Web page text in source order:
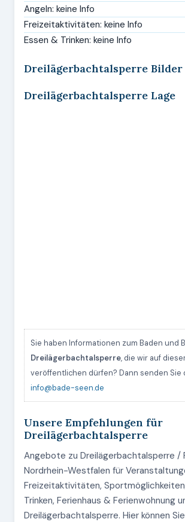
Angeln: keine Info
Freizeitaktivitäten: keine Info
Essen & Trinken: keine Info
Dreilägerbachtalsperre Bilder
Dreilägerbachtalsperre Lage
Sie haben Informationen zum Baden und
Dreilägerbachtalsperre, die wir auf
veröffentlichen dürfen? Dann senden Sie
info@bade-seen.de
Unsere Empfehlungen für
Dreilägerbachtalsperre
Angebote zu Dreilägerbachtalsperre /
Nordrhein-Westfalen für
Freizeitaktivitäten,
Trinken, Ferienhaus & Ferienwohnung
Dreilägerbachtalsperre. Hier können